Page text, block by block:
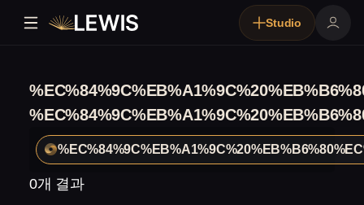
Studio
0개 결과